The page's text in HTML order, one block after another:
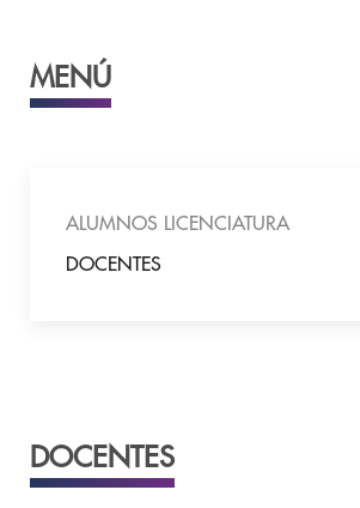
MENÚ
ALUMNOS LICENCIATURA
DOCENTES
DOCENTES